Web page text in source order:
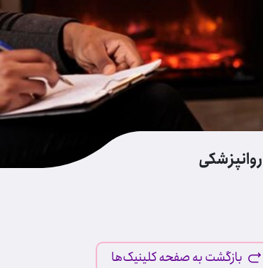
روانپزشکی
بازگشت به صفحه کلینیک‌ها